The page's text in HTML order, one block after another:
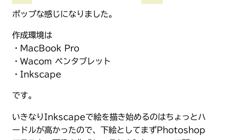
ポップな感じになりました。
作成環境は
・MacBook Pro
・Wacom ペンタブレット
・Inkscape
です。
いきなりInkscapeで絵を描き始めるのはちょっとハ
ードルが高かったので、下絵としてまずPhotoshop